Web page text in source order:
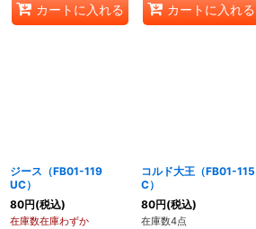
カートに入れる カートに入れる
ジース（FB01-119
UC）
80円(税込)
在庫数在庫わずか
コルド大王（FB01-115
C）
80円(税込)
在庫数4点